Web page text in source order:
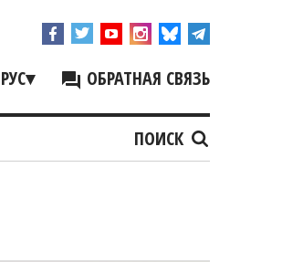
РУС▾ ОБРАТНАЯ СВЯЗЬ
ПОИСК